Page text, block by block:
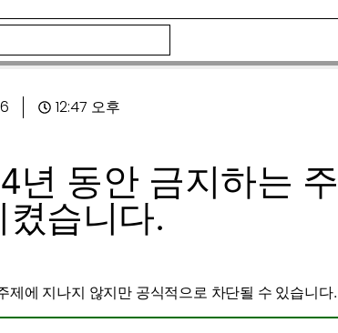
12:47 오후
년 동안 금지하는
습니다.
에 지나지 않지만 공식적으로 차단될 수 있습니다.